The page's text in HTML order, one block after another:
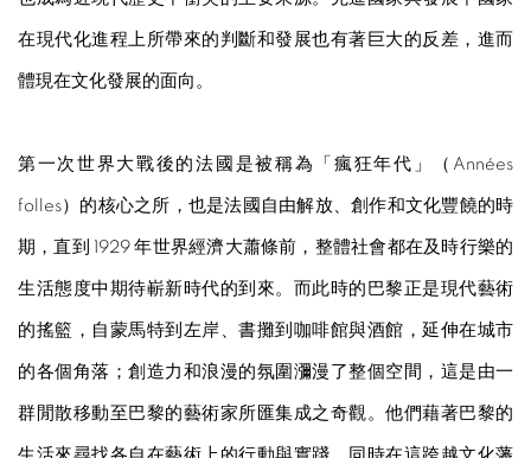
在現代化進程上所帶來的判斷和發展也有著巨大的反差，進而
體現在文化發展的面向。
第一次世界大戰後的法國是被稱為「瘋狂年代」（Années
folles）的核心之所，也是法國自由解放、創作和文化豐饒的時
期，直到 1929 年世界經濟大蕭條前，整體社會都在及時行樂的
生活態度中期待嶄新時代的到來。而此時的巴黎正是現代藝術
的搖籃，自蒙馬特到左岸、書攤到咖啡館與酒館，延伸在城市
的各個角落；創造力和浪漫的氛圍瀰漫了整個空間，這是由一
群閒散移動至巴黎的藝術家所匯集成之奇觀。他們藉著巴黎的